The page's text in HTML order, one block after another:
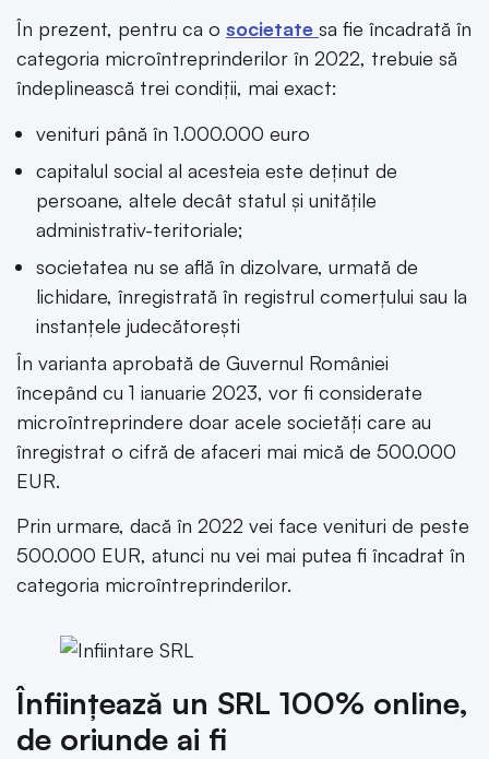
În prezent, pentru ca o societate sa fie încadrată în
categoria microîntreprinderilor în 2022, trebuie să
îndeplinească trei condiții, mai exact:
venituri până în 1.000.000 euro
capitalul social al acesteia este deținut de
persoane, altele decât statul și unitățile
administrativ-teritoriale;
societatea nu se află în dizolvare, urmată de
lichidare, înregistrată în registrul comerțului sau la
instanțele judecătorești
În varianta aprobată de Guvernul României
începând cu 1 ianuarie 2023, vor fi considerate
microîntreprindere doar acele societăți care au
înregistrat o cifră de afaceri mai mică de 500.000
EUR.
Prin urmare, dacă în 2022 vei face venituri de peste
500.000 EUR, atunci nu vei mai putea fi încadrat în
categoria microîntreprinderilor.
Înființează un SRL 100% online,
de oriunde ai fi